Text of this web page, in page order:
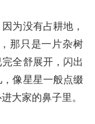
为没有占耕地，
那只是一片杂树
全舒展开，闪出
像星星一般点缀
大家的鼻子里。